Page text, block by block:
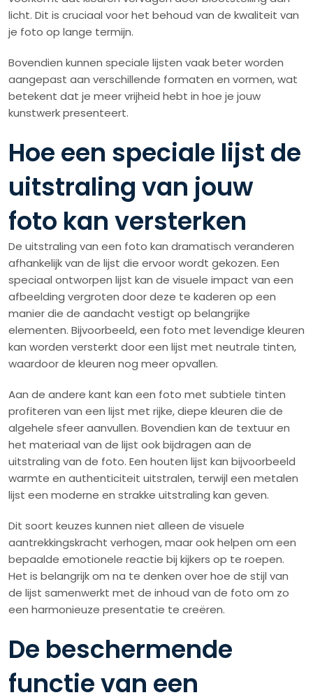
licht. Dit is cruciaal voor het behoud van de kwaliteit van
je foto op lange termijn.
Bovendien kunnen speciale lijsten vaak beter worden
aangepast aan verschillende formaten en vormen, wat
betekent dat je meer vrijheid hebt in hoe je jouw
kunstwerk presenteert.
Hoe een speciale lijst de
uitstraling van jouw
foto kan versterken
De uitstraling van een foto kan dramatisch veranderen
afhankelijk van de lijst die ervoor wordt gekozen. Een
speciaal ontworpen lijst kan de visuele impact van een
afbeelding vergroten door deze te kaderen op een
manier die de aandacht vestigt op belangrijke
elementen. Bijvoorbeeld, een foto met levendige kleuren
kan worden versterkt door een lijst met neutrale tinten,
waardoor de kleuren nog meer opvallen.
Aan de andere kant kan een foto met subtiele tinten
profiteren van een lijst met rijke, diepe kleuren die de
algehele sfeer aanvullen. Bovendien kan de textuur en
het materiaal van de lijst ook bijdragen aan de
uitstraling van de foto. Een houten lijst kan bijvoorbeeld
warmte en authenticiteit uitstralen, terwijl een metalen
lijst een moderne en strakke uitstraling kan geven.
Dit soort keuzes kunnen niet alleen de visuele
aantrekkingskracht verhogen, maar ook helpen om een
bepaalde emotionele reactie bij kijkers op te roepen.
Het is belangrijk om na te denken over hoe de stijl van
de lijst samenwerkt met de inhoud van de foto om zo
een harmonieuze presentatie te creëren.
De beschermende
functie van een